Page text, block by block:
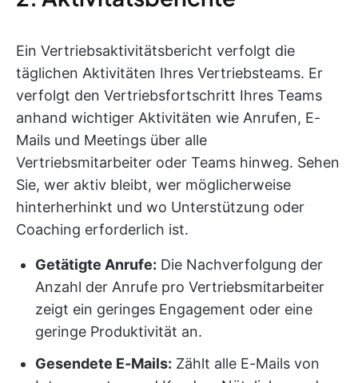
Ein Vertriebsaktivitätsbericht verfolgt die
täglichen Aktivitäten Ihres Vertriebsteams. Er
verfolgt den Vertriebsfortschritt Ihres Teams
anhand wichtiger Aktivitäten wie Anrufen, E-
Mails und Meetings über alle
Vertriebsmitarbeiter oder Teams hinweg. Sehen
Sie, wer aktiv bleibt, wer möglicherweise
hinterherhinkt und wo Unterstützung oder
Coaching erforderlich ist.
Getätigte Anrufe: Die Nachverfolgung der
Anzahl der Anrufe pro Vertriebsmitarbeiter
zeigt ein geringes Engagement oder eine
geringe Produktivität an.
Gesendete E-Mails: Zählt alle E-Mails von